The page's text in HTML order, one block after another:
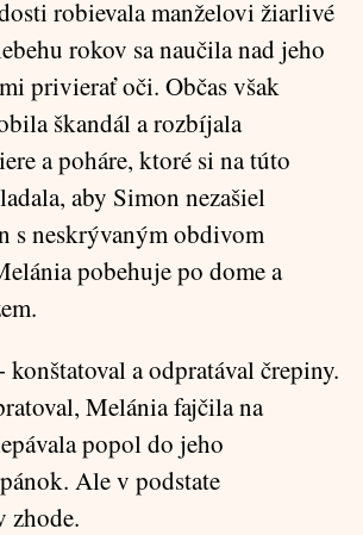
robievala manželovi žiarlivé
rokov sa naučila nad jeho
privierať oči. Občas však
škandál a rozbíjala
a poháre, ktoré si na túto
aby Simon nezašiel
s neskrývaným obdivom
pobehuje po dome a
konštatoval a odpratával črepiny.
Melánia fajčila na
popol do jeho
Ale v podstate
zhode.